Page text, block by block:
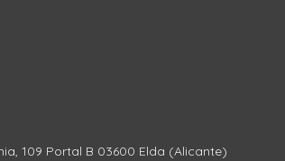
109 Portal B 03600 Elda (Alicante)